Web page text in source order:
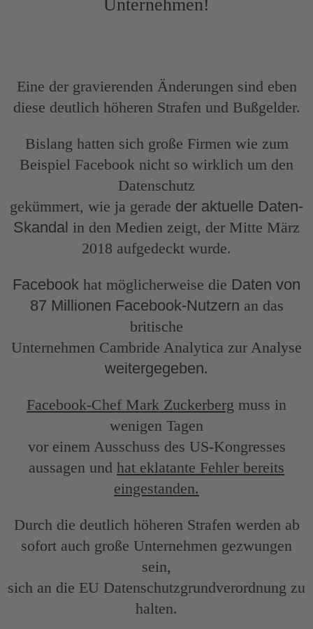
Unternehmen!
Eine der gravierenden Änderungen sind eben
diese deutlich höheren Strafen und Bußgelder.
Bislang hatten sich große Firmen wie zum
Beispiel Facebook nicht so wirklich um den
Datenschutz
gekümmert, wie ja gerade der aktuelle Daten-
Skandal in den Medien zeigt, der Mitte März
2018 aufgedeckt wurde.
Facebook hat möglicherweise die Daten von
87 Millionen Facebook-Nutzern an das
britische
Unternehmen Cambride Analytica zur Analyse
weitergegeben.
Facebook-Chef Mark Zuckerberg muss in
wenigen Tagen
vor einem Ausschuss des US-Kongresses
aussagen und hat eklatante Fehler bereits
eingestanden.
Durch die deutlich höheren Strafen werden ab
sofort auch große Unternehmen gezwungen
sein,
sich an die EU Datenschutzgrundverordnung zu
halten.